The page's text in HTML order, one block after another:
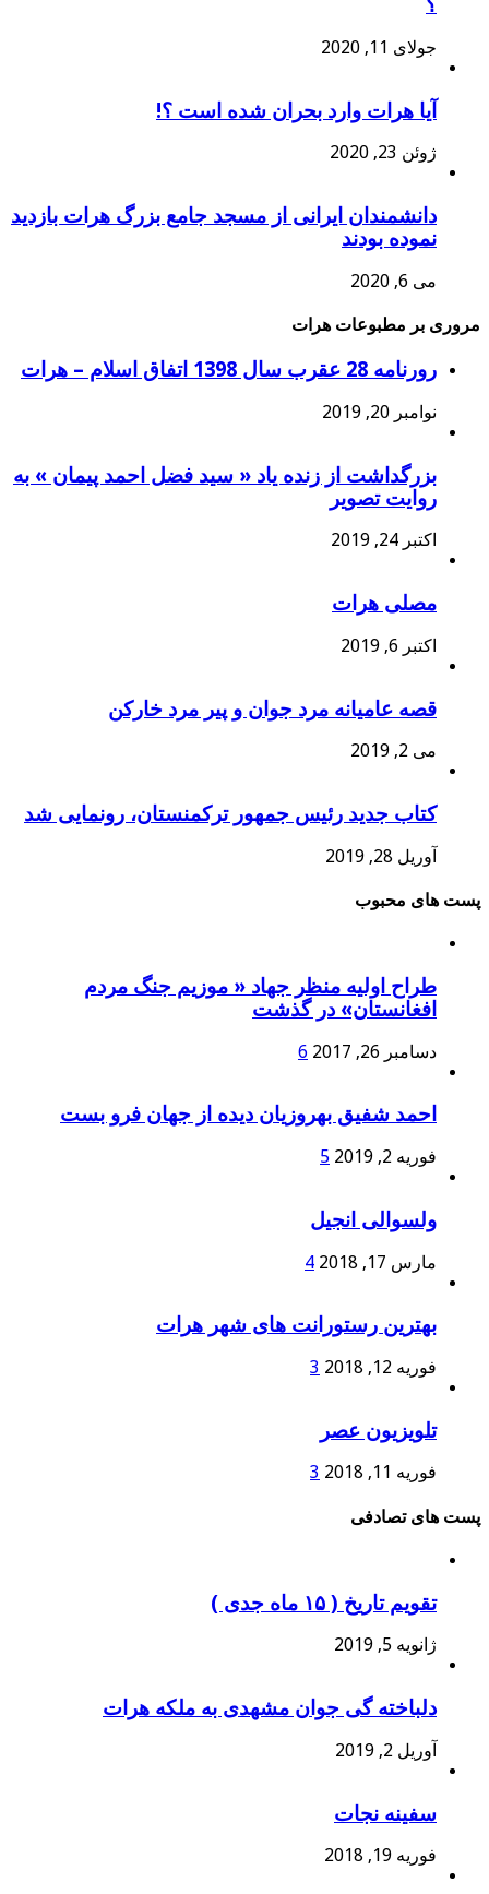
؟
جولای 11, 2020
آیا هرات وارد بحران شده است ؟!
ژوئن 23, 2020
دانشمندان ایرانی از مسجد جامع بزرگ هرات بازدید
نموده بودند
می 6, 2020
مروری بر مطبوعات هرات
رورنامه 28 عقرب سال 1398 اتفاق اسلام – هرات
نوامبر 20, 2019
بزرگداشت از زنده یاد « سید فضل احمد پیمان » به
روایت تصویر
اکتبر 24, 2019
مصلی هرات
اکتبر 6, 2019
قصه عامیانه مرد جوان و پیر مرد خارکن
می 2, 2019
کتاب جدید رئیس جمهور ترکمنستان، رونمایی شد
آوریل 28, 2019
پست های محبوب
طراح اولیه منظر جهاد « موزیم جنگ مردم
افغانستان» در گذشت
دسامبر 26, 2017 6
احمد شفیق بهروزیان دیده از جهان فرو بست
فوریه 2, 2019 5
ولسوالی انجیل
مارس 17, 2018 4
بهترین رستورانت های شهر هرات
فوریه 12, 2018 3
تلویزیون عصر
فوریه 11, 2018 3
پست های تصادفی
تقویم تاریخ ( ۱۵ ماه جدی )
ژانویه 5, 2019
دلباخته گی جوان مشهدی به ملکه هرات
آوریل 2, 2019
سفینه نجات
فوریه 19, 2018